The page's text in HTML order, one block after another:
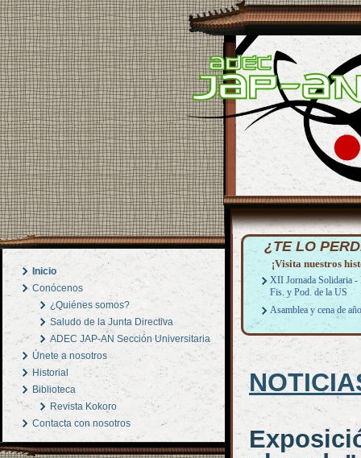
Inicio
Conócenos
¿Quiénes somos?
Saludo de la Junta Directiva
ADEC JAP-AN Sección Universitaria
Únete a nosotros
Historial
Biblioteca
Revista Kokoro
Contacta con nosotros
¿TE LO
¡Visita nuestros
XII Jornada Solidaria -
Fis. y Pod. de la US
Asamblea y cena de